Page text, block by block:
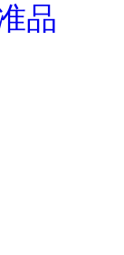
品